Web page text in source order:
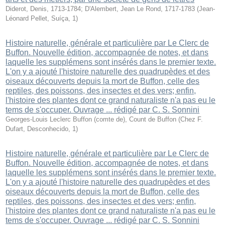
Diderot, Denis, 1713-1784; D'Alembert, Jean Le Rond, 1717-1783 (Jean-
Léonard Pellet, Suíça 1)
Histoire naturelle, générale et particulière par Le Clerc de
Buffon. Nouvelle édition, accompagnée de notes, et dans
laquelle les supplémens sont insérés dans le premier texte.
L'on y a ajouté l'histoire naturelle des quadrupèdes et des
oiseaux découverts depuis la mort de Buffon, celle des
reptiles, des poissons, des insectes et des vers; enfin,
l'histoire des plantes dont ce grand naturaliste n'a pas eu le
tems de s'occuper. Ouvrage ... rédigé par C. S. Sonnini
Georges-Louis Leclerc Buffon (comte de), Count de Buffon (Chez F.
Dufart, Desconhecido 1)
Histoire naturelle, générale et particulière par Le Clerc de
Buffon. Nouvelle édition, accompagnée de notes, et dans
laquelle les supplémens sont insérés dans le premier texte.
L'on y a ajouté l'histoire naturelle des quadrupèdes et des
oiseaux découverts depuis la mort de Buffon, celle des
reptiles, des poissons, des insectes et des vers; enfin,
l'histoire des plantes dont ce grand naturaliste n'a pas eu le
tems de s'occuper. Ouvrage ... rédigé par C. S. Sonnini